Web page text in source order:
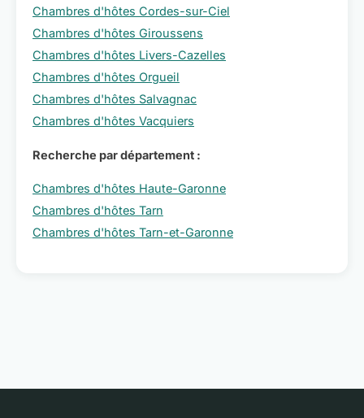
Chambres d'hôtes Cordes-sur-Ciel
Chambres d'hôtes Giroussens
Chambres d'hôtes Livers-Cazelles
Chambres d'hôtes Orgueil
Chambres d'hôtes Salvagnac
Chambres d'hôtes Vacquiers
Recherche par département :
Chambres d'hôtes Haute-Garonne
Chambres d'hôtes Tarn
Chambres d'hôtes Tarn-et-Garonne